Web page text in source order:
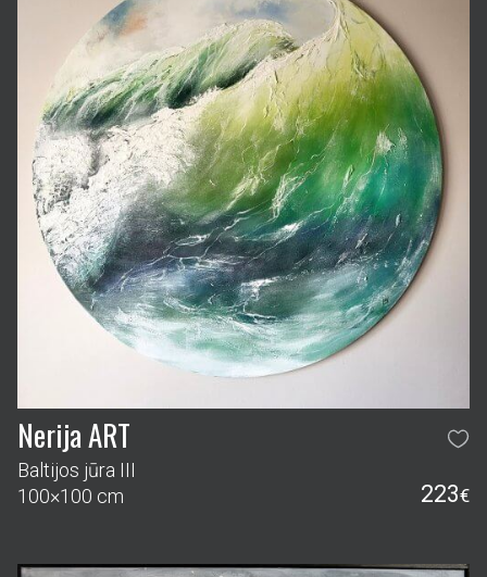
Kiti dailininko paveikslai